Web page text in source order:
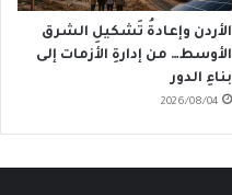
الأردن وإعادةُ تَشكيلِ الشرق
الأوسط… من إدارةِ الأزمات إلى
بناءِ الدور
2026/08/04